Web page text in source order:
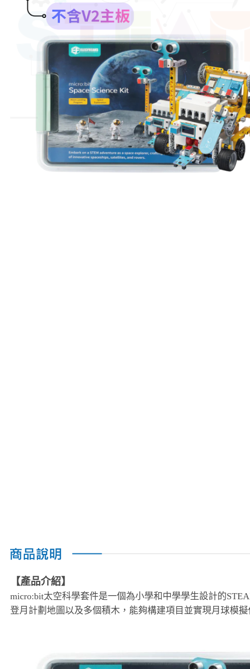
【產品介紹】
micro:bit太空科學套件是一個為小學和中學學生設計的
登月計劃地圖以及多個積木，能夠構建項目並實現月球模擬